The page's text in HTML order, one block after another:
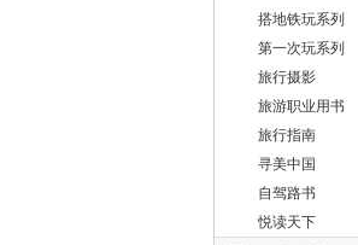
搭地铁玩系列
第一次玩系列
旅行摄影
旅游职业用书
旅行指南
寻美中国
自驾路书
悦读天下